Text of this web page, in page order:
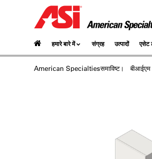
हमारे बारे में संग्रह उत्पादों एसेट
American Specialtiesसमाविष्‍ट। बीआईएम